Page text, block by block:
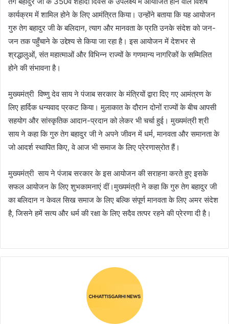
कार्यक्रम में शामिल होने के लिए आमंत्रित किया। उन्होंने बताया कि यह आयोजन
गुरु तेग बहादुर जी के बलिदान, त्याग और मानवता के प्रति उनके संदेश को जन-
जन तक पहुँचाने के उद्देश्य से किया जा रहा है। इस आयोजन में देशभर से
श्रद्धालुओं, संत महात्माओं और विभिन्न राज्यों के गणमान्य नागरिकों के सम्मिलित
होने की संभावना है।
मुख्यमंत्री विष्णु देव साय ने पंजाब सरकार के मंत्रियों द्वारा दिए गए आमंत्रण के
लिए हार्दिक धन्यवाद प्रकट किया। मुलाकात के दौरान दोनों राज्यों के बीच आपसी
सहयोग और सांस्कृतिक आदान-प्रदान को लेकर भी चर्चा हुई। मुख्यमंत्री श्री
साय ने कहा कि गुरु तेग बहादुर जी ने अपने जीवन में धर्म, मानवता और समानता के
जो आदर्श स्थापित किए, वे आज भी समाज के लिए प्रेरणास्रोत हैं।
मुख्यमंत्री साय ने पंजाब सरकार के इस आयोजन की सराहना करते हुए इसके
सफल आयोजन के लिए शुभकामनाएं दीं।मुख्यमंत्री ने कहा कि गुरु तेग बहादुर जी
का बलिदान न केवल सिख समाज के लिए बल्कि संपूर्ण मानवता के लिए अमर संदेश
है, जिसने हमें सत्य और धर्म की रक्षा के लिए सदैव तत्पर रहने की प्रेरणा दी है।